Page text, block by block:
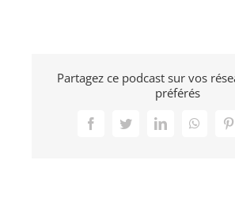
Partagez ce podcast sur vos
préférés
FacebookTwitterLinkedIn